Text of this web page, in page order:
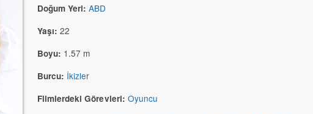
Doğum Yeri: ABD
Yaşı: 22
Boyu: 1.57 m
Burcu: İkizler
Filmlerdeki Görevleri: Oyuncu